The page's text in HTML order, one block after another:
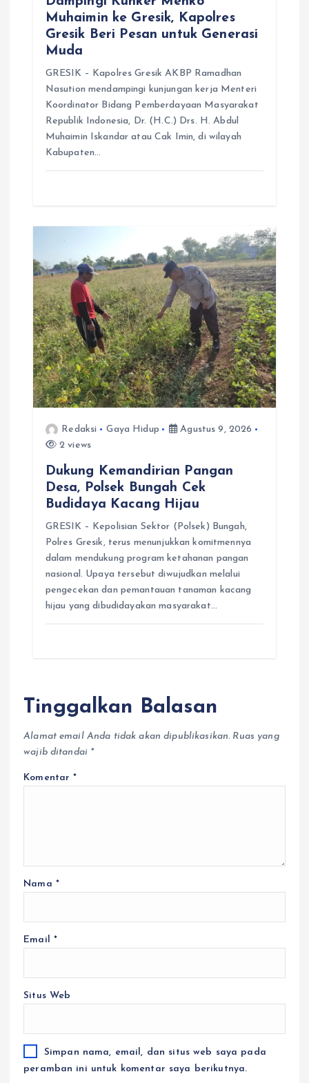
Muhaimin ke Gresik, Kapolres
Gresik Beri Pesan untuk Generasi
Muda
GRESIK – Kapolres Gresik AKBP Ramadhan
Nasution mendampingi kunjungan kerja Menteri
Koordinator Bidang Pemberdayaan Masyarakat
Republik Indonesia, Dr. (H.C.) Drs. H. Abdul
Muhaimin Iskandar atau Cak Imin, di wilayah
Kabupaten…
Redaksi Gaya Hidup
Agustus 9, 2026
2 views
Dukung Kemandirian Pangan
Desa, Polsek Bungah Cek
Budidaya Kacang Hijau
GRESIK – Kepolisian Sektor (Polsek) Bungah,
Polres Gresik, terus menunjukkan komitmennya
dalam mendukung program ketahanan pangan
nasional. Upaya tersebut diwujudkan melalui
pengecekan dan pemantauan tanaman kacang
hijau yang dibudidayakan masyarakat…
Tinggalkan Balasan
Alamat email Anda tidak akan dipublikasikan. Ruas yang
wajib ditandai *
Komentar*
Nama *
Email *
Situs Web
Simpan nama, email, dan situs web saya pada
peramban ini untuk komentar saya berikutnya.